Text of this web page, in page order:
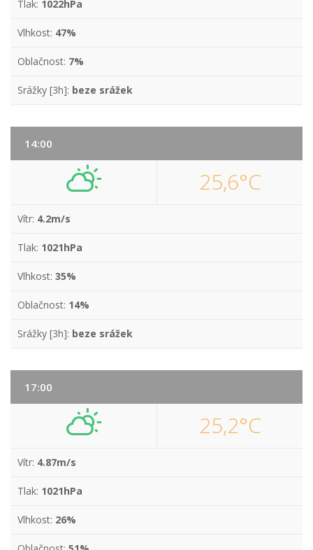
Tlak: 1022hPa
Vlhkost: 47%
Oblačnost: 7%
Srážky [3h]: beze srážek
14:00
25,6°C
Vítr: 4.2m/s
Tlak: 1021hPa
Vlhkost: 35%
Oblačnost: 14%
Srážky [3h]: beze srážek
17:00
25,2°C
Vítr: 4.87m/s
Tlak: 1021hPa
Vlhkost: 26%